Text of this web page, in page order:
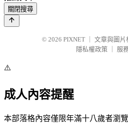
關閉搜尋
© 2026 PIXNET
文章與圖片
隱私權政策
服
⚠️
成人內容提醒
本部落格內容僅限年滿十八歲者瀏覽